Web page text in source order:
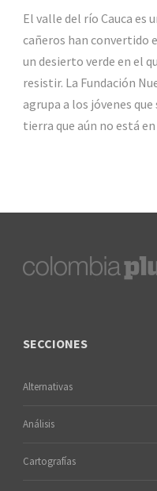
El valle del río Cauca es
cañeros han convertido
un desierto verde en el
resistir. La Fundación
agrupa a los jóvenes
tierra que aún no está
SECCIONES
Alternativas
Análisis
Cartografías